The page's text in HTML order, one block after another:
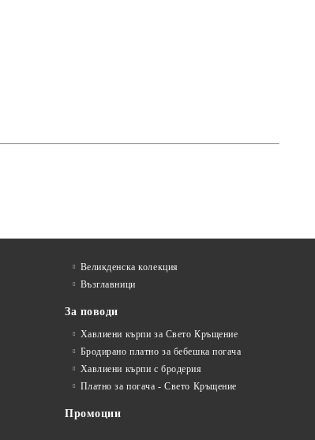
Великденска колекция
Възглавници
За поводи
Хавлиени кърпи за Свето Кръщение
Бродирано платно за бебешка погача
Хавлиени кърпи с бродерия
Платно за погача - Свето Кръщение
Промоции